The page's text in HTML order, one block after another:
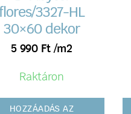
3327-HL
30×60 dekor
5 990 Ft /m2
Raktáron
HOZZÁADÁS AZ